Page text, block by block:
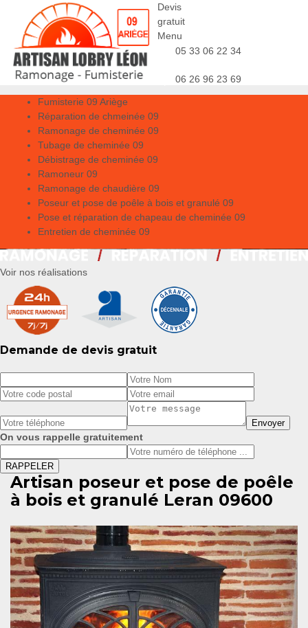
Devis
gratuit
Menu
05 33 06 22 34
06 26 96 23 69
Fumisterie 09 Ariège
Réparation de chmeinée 09
Ramonage de cheminée 09
Tubage de cheminée 09
Débistrage de cheminée 09
Ramoneur 09
Ramonage de chaudière 09
Poseur et pose de poêle à bois et granulé 09
Pose et réparation de chapeau de cheminée 09
Entretien de cheminée 09
Voir nos réalisations
Demande de devis gratuit
On vous rappelle gratuitement
Artisan poseur et pose de poêle
à bois et granulé Leran 09600